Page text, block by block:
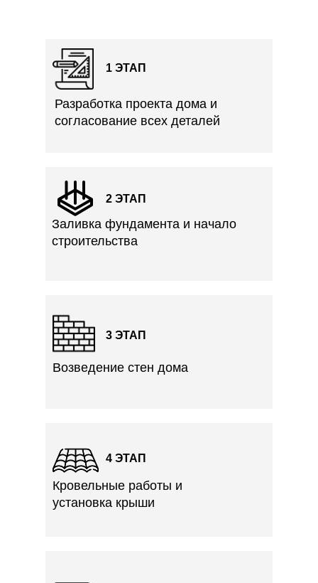
1 ЭТАП
Разработка проекта дома и
согласование всех деталей
2 ЭТАП
Заливка фундамента и начало
строительства
3 ЭТАП
Возведение стен дома
4 ЭТАП
Кровельные работы и
установка крыши